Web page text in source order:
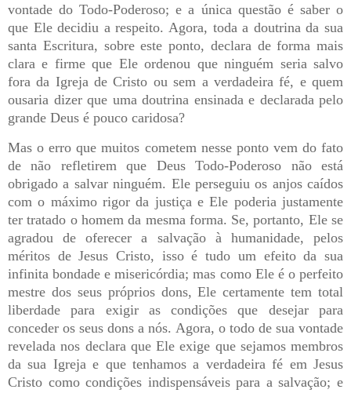
vontade do Todo-Poderoso; e a única questão é saber o
que Ele decidiu a respeito. Agora, toda a doutrina da sua
santa Escritura, sobre este ponto, declara de forma mais
clara e firme que Ele ordenou que ninguém seria salvo
fora da Igreja de Cristo ou sem a verdadeira fé, e quem
ousaria dizer que uma doutrina ensinada e declarada pelo
grande Deus é pouco caridosa?
Mas o erro que muitos cometem nesse ponto vem do fato
de não refletirem que Deus Todo-Poderoso não está
obrigado a salvar ninguém. Ele perseguiu os anjos caídos
com o máximo rigor da justiça e Ele poderia justamente
ter tratado o homem da mesma forma. Se, portanto, Ele se
agradou de oferecer a salvação à humanidade, pelos
méritos de Jesus Cristo, isso é tudo um efeito da sua
infinita bondade e misericórdia; mas como Ele é o perfeito
mestre dos seus próprios dons, Ele certamente tem total
liberdade para exigir as condições que desejar para
conceder os seus dons a nós. Agora, o todo de sua vontade
revelada nos declara que Ele exige que sejamos membros
da sua Igreja e que tenhamos a verdadeira fé em Jesus
Cristo como condições indispensáveis para a salvação; e